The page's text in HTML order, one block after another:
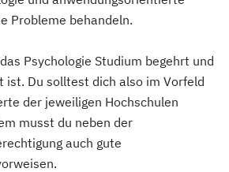
Probleme behandeln.
Psychologie Studium begehrt und
ist. Du solltest dich also im Vorfeld
der jeweiligen Hochschulen
musst du neben der
auch gute